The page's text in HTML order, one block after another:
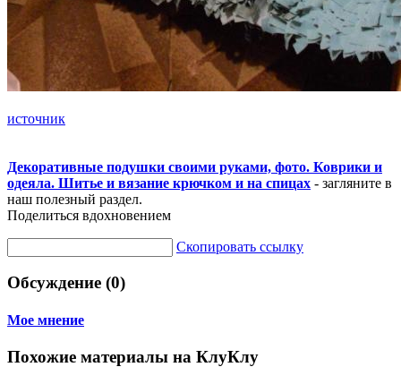
источник
Декоративные подушки своими руками, фото. Коврики и
одеяла. Шитье и вязание крючком и на спицах - загляните в
наш полезный раздел.
Поделиться вдохновением
Скопировать ссылку
Обсуждение (0)
Мое мнение
Похожие материалы на КлуКлу